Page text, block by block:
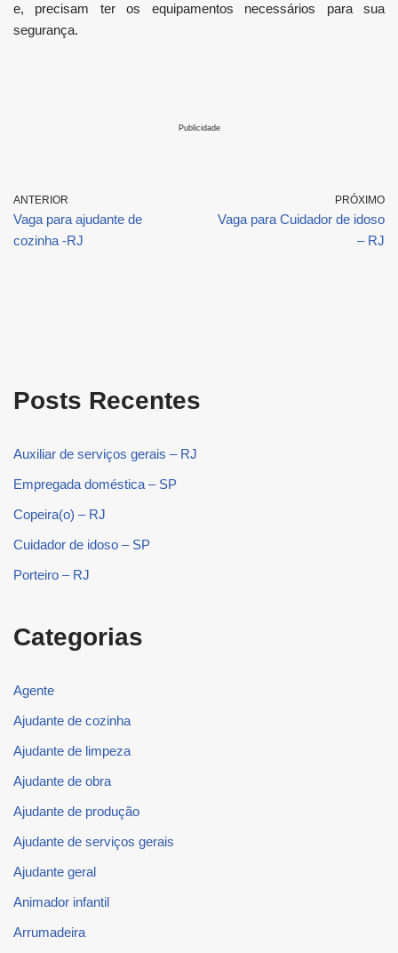
e, precisam ter os equipamentos necessários para sua
segurança.
Publicidade
ANTERIOR
Vaga para ajudante de
cozinha -RJ
PRÓXIMO
Vaga para Cuidador de idoso
– RJ
Posts Recentes
Auxiliar de serviços gerais – RJ
Empregada doméstica – SP
Copeira(o) – RJ
Cuidador de idoso – SP
Porteiro – RJ
Categorias
Agente
Ajudante de cozinha
Ajudante de limpeza
Ajudante de obra
Ajudante de produção
Ajudante de serviços gerais
Ajudante geral
Animador infantil
Arrumadeira